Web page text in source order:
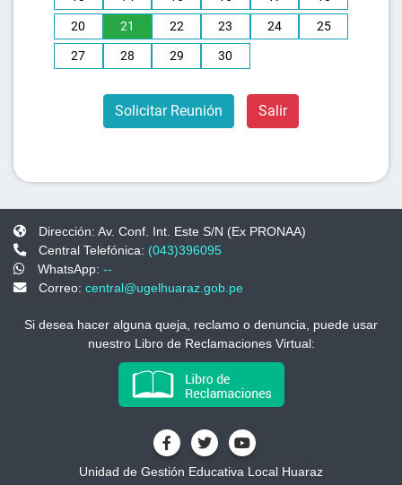
20
21 22 23 24
25
27
28 29 30
Solicitar Reunión Salir
Dirección: Av. Conf. Int. Este S/N (Ex PRONAA)
Central Telefónica: (043)396095
WhatsApp: --
Correo: central@ugelhuaraz.gob.pe
Si desea hacer alguna queja, reclamo o denuncia, puede usar
nuestro Libro de Reclamaciones Virtual:
Unidad de Gestión Educativa Local Huaraz